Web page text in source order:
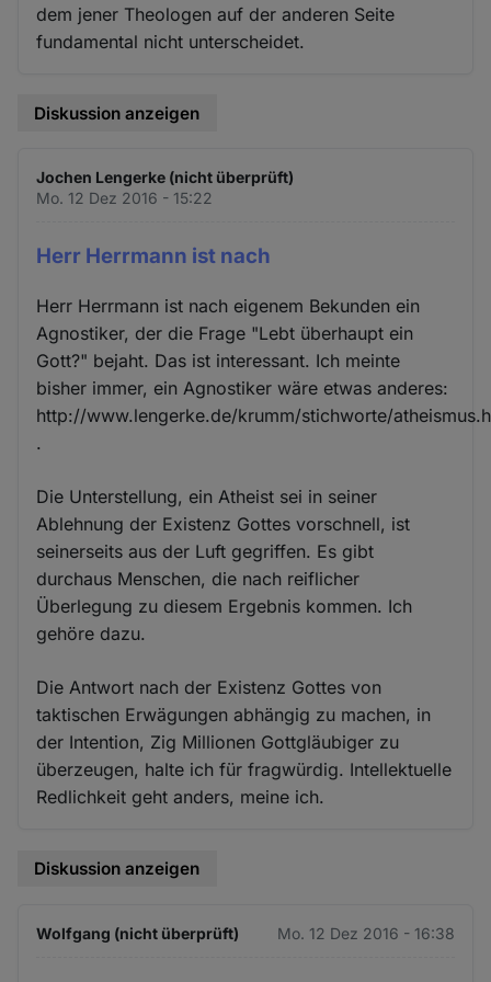
dem jener Theologen auf der anderen Seite
fundamental nicht unterscheidet.
Diskussion anzeigen
Jochen Lengerke (nicht überprüft)
Mo. 12 Dez 2016 - 15:22
Herr Herrmann ist nach
Herr Herrmann ist nach eigenem Bekunden ein
Agnostiker, der die Frage "Lebt überhaupt ein
Gott?" bejaht. Das ist interessant. Ich meinte
bisher immer, ein Agnostiker wäre etwas anderes:
http://www.lengerke.de/krumm/stichworte/
.
Die Unterstellung, ein Atheist sei in seiner
Ablehnung der Existenz Gottes vorschnell, ist
seinerseits aus der Luft gegriffen. Es gibt
durchaus Menschen, die nach reiflicher
Überlegung zu diesem Ergebnis kommen. Ich
gehöre dazu.
Die Antwort nach der Existenz Gottes von
taktischen Erwägungen abhängig zu machen, in
der Intention, Zig Millionen Gottgläubiger zu
überzeugen, halte ich für fragwürdig. Intellektuelle
Redlichkeit geht anders, meine ich.
Diskussion anzeigen
Wolfgang (nicht überprüft) Mo. 12 Dez 2016 - 16:38